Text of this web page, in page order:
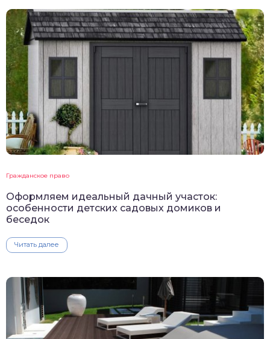
Гражданское право
Оформляем идеальный дачный участок:
особенности детских садовых домиков и
беседок
Читать далее